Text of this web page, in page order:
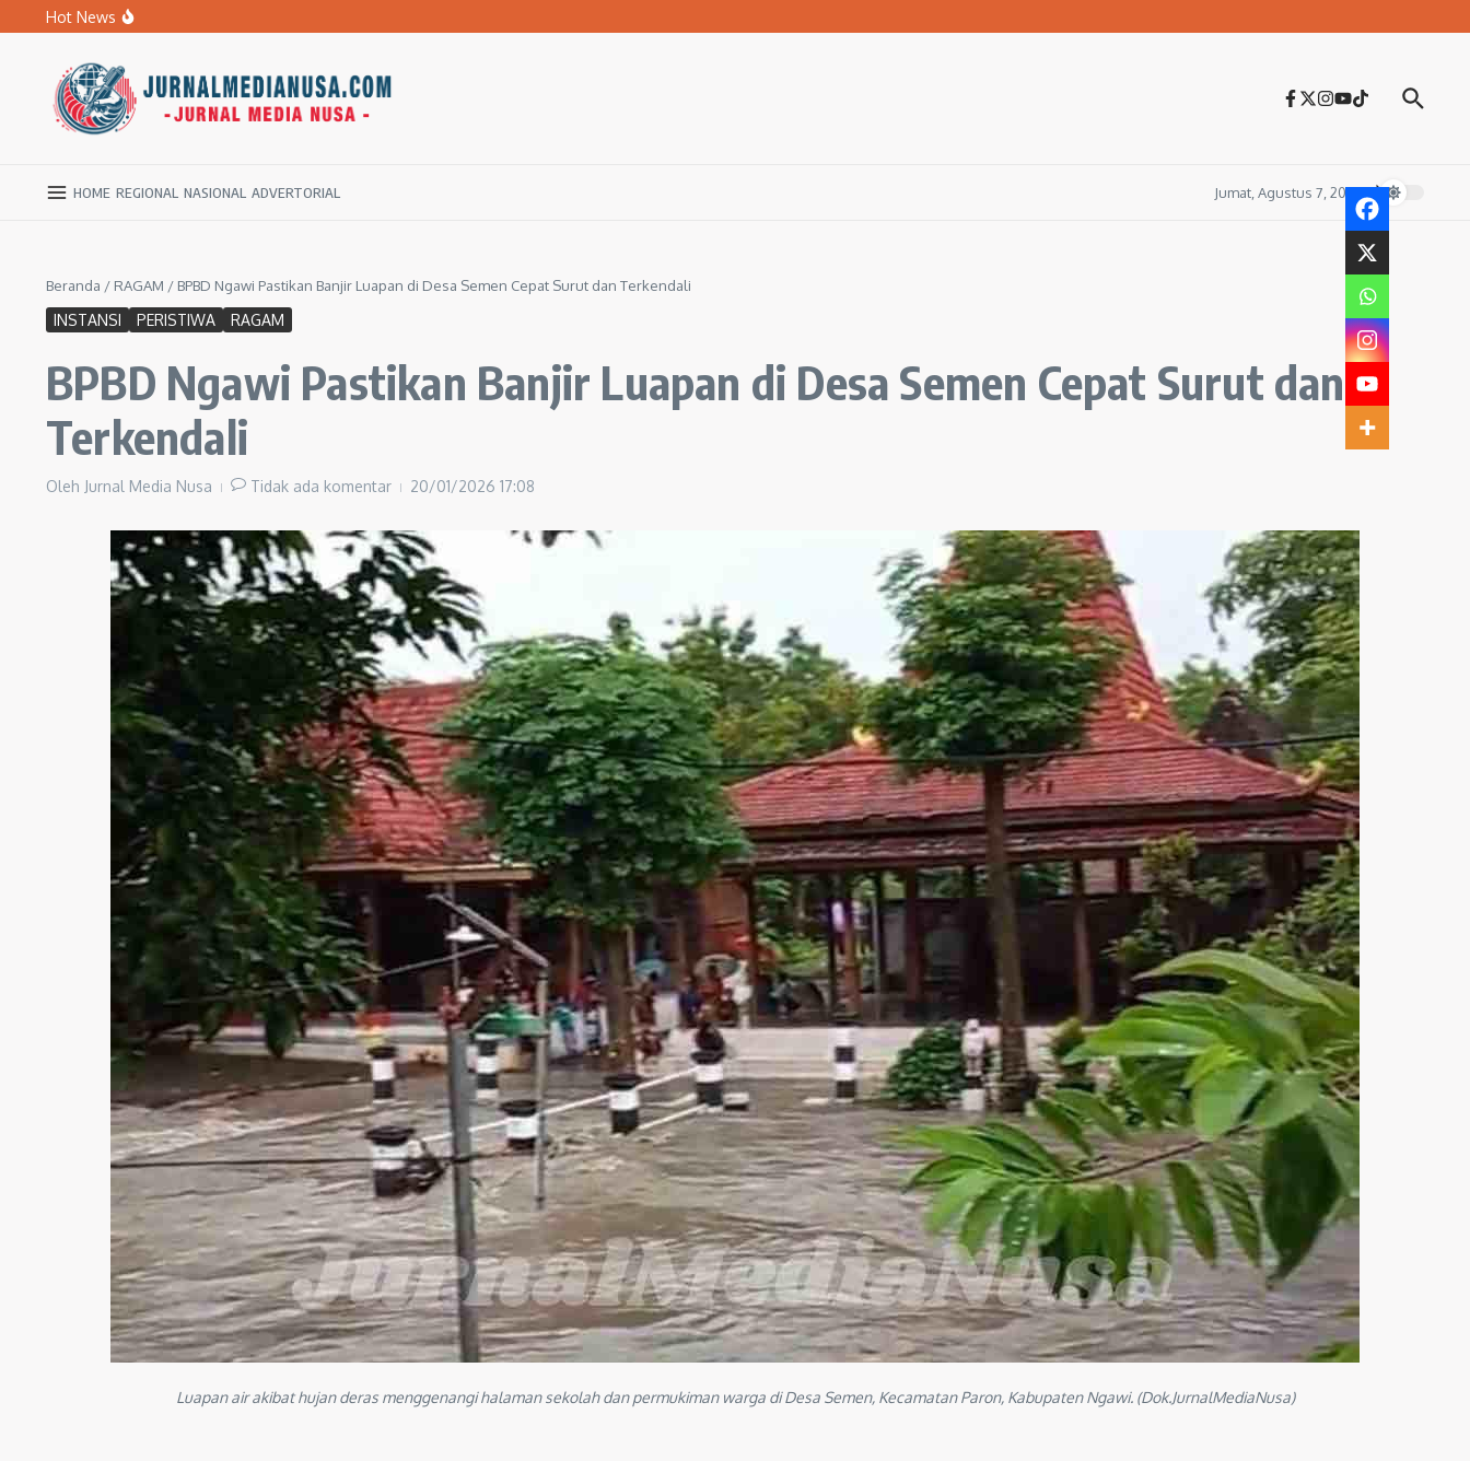
Lewati ke konten
Hot News
Kupas Pola Asuh Berbasis Otak Anak, SD Muhammadiyah 1 Ngawi Gelar Seminar Golden Parenting
HOME REGIONAL NASIONAL ADVERTORIAL Jumat, Agustus 7, 2026
Beranda / RAGAM / BPBD Ngawi Pastikan Banjir Luapan di Desa Semen Cepat Surut dan Terkendali
INSTANSI PERISTIWA RAGAM
BPBD Ngawi Pastikan Banjir Luapan di Desa Semen Cepat Surut dan
Terkendali
Oleh Jurnal Media Nusa Tidak ada komentar 20/01/2026 17:08
Luapan air akibat hujan deras menggenangi halaman sekolah dan permukiman warga di Desa Semen, Kecamatan Paron, Kabupaten Ngawi. (Dok.JurnalMediaNusa)